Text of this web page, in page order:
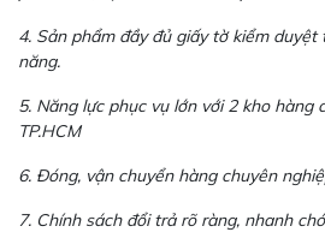
4. Sản phẩm đầy đủ giấy tờ kiểm duyệt
năng.
5. Năng lực phục vụ lớn với 2 kho hàng
TP.HCM
6. Đóng, vận chuyển hàng chuyên
7. Chính sách đổi trả rõ ràng, nhanh